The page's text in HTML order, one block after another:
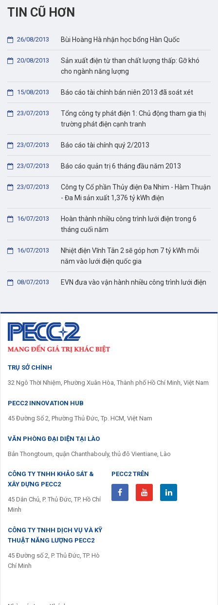
TIN CŨ HƠN
Bùi Hoàng Hà nhận học bổng Hàn Quốc
26/08/2013
Sản xuất điện từ than chất lượng thấp: Gỡ khó
cho ngành năng lượng
20/08/2013
Báo cáo tài chính bán niên 2013 đã soát xét
15/08/2013
Tổng công ty phát điện 1: Chủ động tham gia thị
trường phát điện cạnh tranh
23/07/2013
Báo cáo tài chính quý 2/2013
23/07/2013
Báo cáo quản trị 6 tháng đầu năm 2013
23/07/2013
Công ty Cổ phần Thủy điện Đa Nhim - Hàm Thuận
- Đa Mi sản xuất 1,376 tỷ kWh điện
23/07/2013
Hoàn thành nhiều công trình lưới điện trong 6
tháng cuối năm
16/07/2013
Nhiệt điện Vĩnh Tân 2 sẽ góp hơn 7 tỷ kWh mỗi
năm vào lưới điện quốc gia
16/07/2013
EVN đưa vào vận hành nhiều công trình lưới điện
08/07/2013
TRỤ SỞ CHÍNH
32 Ngô Thời Nhiệm, Phường Xuân Hòa, Thành phố Hồ Chí Minh, Việt Nam
PECC2 INNOVATION HUB
45 Đường Số 2, Phường Thủ Đức, Tp. HCM, Việt Nam
VĂN PHÒNG ĐẠI DIỆN TẠI LÀO
Bản Thongtoum, quận Chanthabouly, thủ đô Vientiane, Lào
CÔNG TY TNHH KHẢO SÁT &
XÂY DỰNG PECC2
45 Dân Chủ, P. Thủ Đức, TP. Hồ Chí
Minh
CÔNG TY TNHH DỊCH VỤ VÀ KỸ
THUẬT NĂNG LƯỢNG PECC2
45 Đường số 2, P. Thủ Đức, TP. Hò
Chí Minh
PECC2 TRÊN